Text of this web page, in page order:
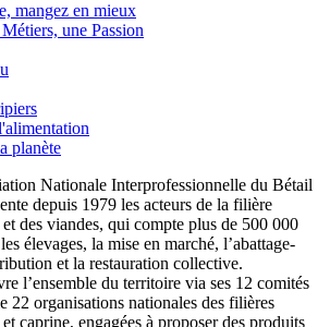
mangez en mieux
une Passion
planète
Nationale Interprofessionnelle du Bétail
depuis 1979 les acteurs de la filière
des viandes, qui compte plus de 500 000
élevages, la mise en marché, l’abattage-
et la restauration collective.
l’ensemble du territoire via ses 12 comités
22 organisations nationales des filières
caprine, engagées à proposer des produits